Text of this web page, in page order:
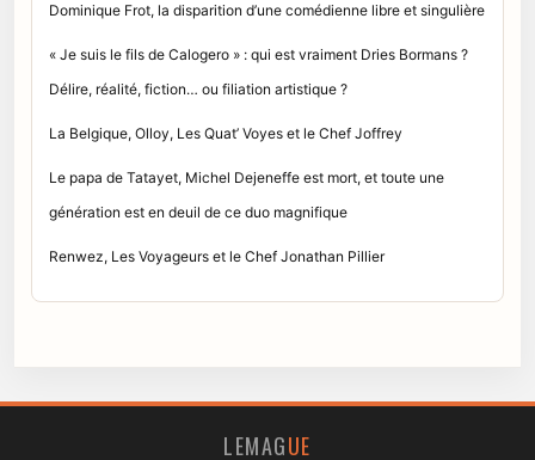
Dominique Frot, la disparition d’une comédienne libre et singulière
« Je suis le fils de Calogero » : qui est vraiment Dries Bormans ?
Délire, réalité, fiction… ou filiation artistique ?
La Belgique, Olloy, Les Quat’ Voyes et le Chef Joffrey
Le papa de Tatayet, Michel Dejeneffe est mort, et toute une
génération est en deuil de ce duo magnifique
Renwez, Les Voyageurs et le Chef Jonathan Pillier
LEMAGUE